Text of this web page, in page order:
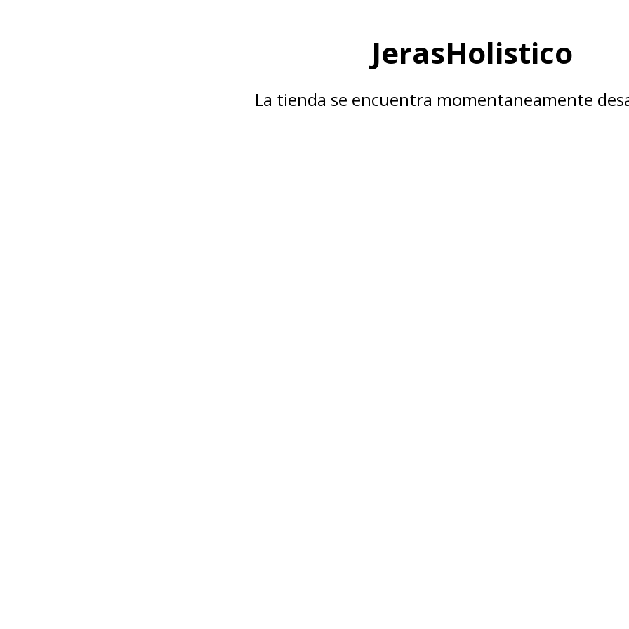
JerasHolistico
La tienda se encuentra momentaneamente